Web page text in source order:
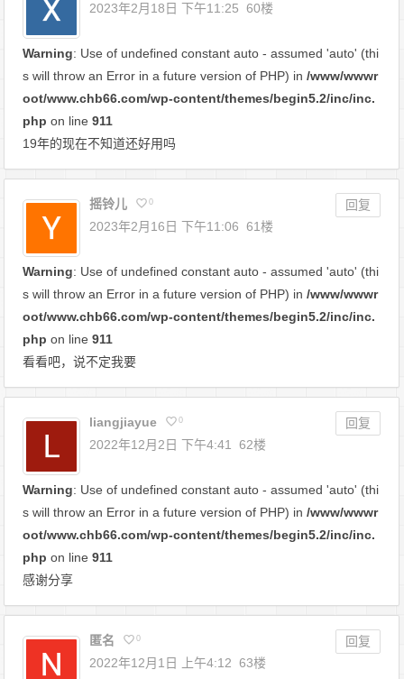
2023年2月18日 下午11:25 60楼
Warning: Use of undefined constant auto - assumed 'auto' (thi
s will throw an Error in a future version of PHP) in/www/wwwr
oot/www.chb66.com/wp-content/themes/begin5.2/inc/inc.
php on line911
19年的现在不知道还好用吗
摇铃儿 0
回复
2023年2月16日 下午11:06 61楼
Warning: Use of undefined constant auto - assumed 'auto' (thi
s will throw an Error in a future version of PHP) in/www/wwwr
oot/www.chb66.com/wp-content/themes/begin5.2/inc/inc.
php on line911
看看吧，说不定我要
liangjiayue 0
回复
2022年12月2日 下午4:41
62楼
Warning: Use of undefined constant auto - assumed 'auto' (thi
s will throw an Error in a future version of PHP) in/www/wwwr
oot/www.chb66.com/wp-content/themes/begin5.2/inc/inc.
php on line911
感谢分享
匿名 0
回复
2022年12月1日 上午4:12 63楼